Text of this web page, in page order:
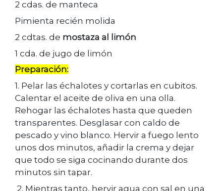
2 cdas. de manteca
Pimienta recién molida
2 cdtas. de mostaza al limón
1 cda. de jugo de limón
Preparación:
1. Pelar las échalotes y cortarlas en cubitos.
Calentar el aceite de oliva en una olla.
Rehogar las échalotes hasta que queden
transparentes. Desglasar con caldo de
pescado y vino blanco. Hervir a fuego lento
unos dos minutos, añadir la crema y dejar
que todo se siga cocinando durante dos
minutos sin tapar.
2. Mientras tanto, hervir agua con sal en una